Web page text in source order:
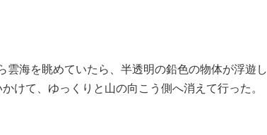
海を眺めていたら、半透明の鉛色の物体が浮遊し
けて、ゆっくりと山の向こう側へ消えて行った。